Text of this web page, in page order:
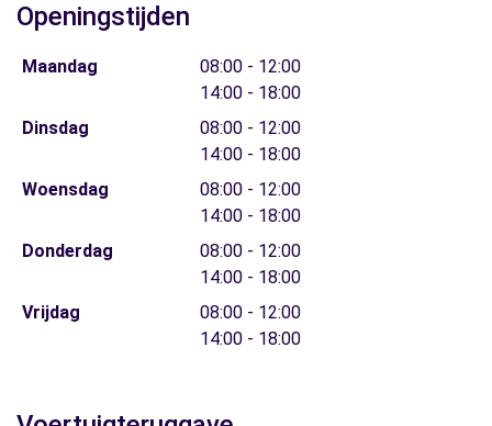
Openingstijden
Maandag
08:00 - 12:00
14:00 - 18:00
Dinsdag
08:00 - 12:00
14:00 - 18:00
Woensdag
08:00 - 12:00
14:00 - 18:00
Donderdag
08:00 - 12:00
14:00 - 18:00
Vrijdag
08:00 - 12:00
14:00 - 18:00